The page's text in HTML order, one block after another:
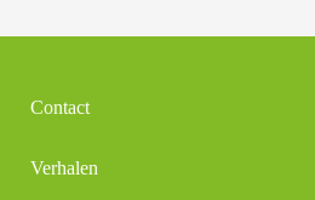
Contact
Verhalen